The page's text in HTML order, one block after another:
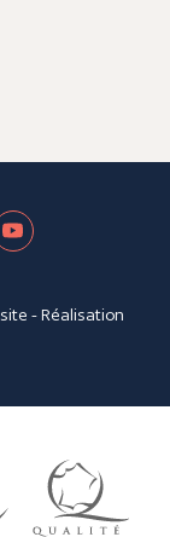
- Réalisation